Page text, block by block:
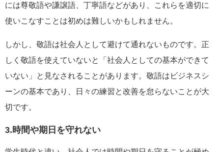
には尊敬語や謙譲語、丁寧語などがあり、これらを適切に
使いこなすことは初めは難しいかもしれません。
しかし、敬語は社会人として避けて通れないものです。正
しく敬語を使えていないと「社会人としての基本ができて
いない」と見なされることがあります。敬語はビジネスシ
ーンの基本であり、日々の練習と改善を怠らないことが大
切です。
3.時間や期日を守れない